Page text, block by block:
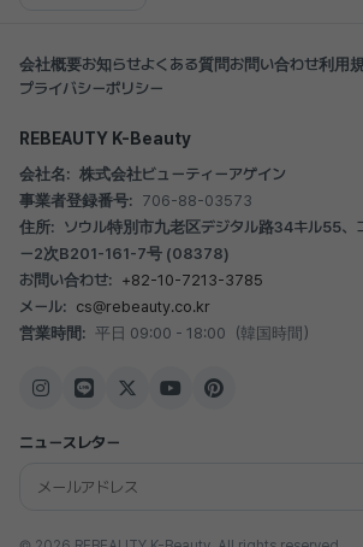
会社概要お知らせよくある質問 お問い合わせ利用
プライバシーポリシー
REBEAUTY K-Beauty
会社名: 株式会社ビューティーアゲイン
事業者登録番号: 706-88-03573
住所: ソウル特別市九老区デジタル路34キル55、
ー2次B201-161-7号 (08378)
お問い合わせ: +82-10-7213-3785
メール: cs@rebeauty.co.kr
営業時間: 平日 09:00 - 18:00（韓国時間）
ニュースレター